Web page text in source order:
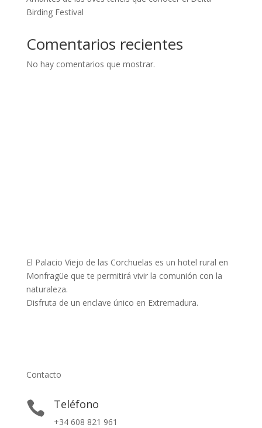
Birding Festival
Comentarios recientes
No hay comentarios que mostrar.
El Palacio Viejo de las Corchuelas es un hotel rural en
Monfragüe que te permitirá vivir la comunión con la
naturaleza.
Disfruta de un enclave único en Extremadura.
Contacto
 Teléfono
+34 608 821 961